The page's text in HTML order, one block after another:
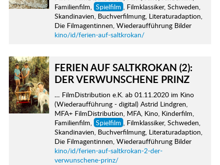
Familienfilm,
Spielfilm , Filmklassiker, Schweden,
Skandinavien, Buchverfilmung, Literaturadaption,
Die Filmagentinnen, Wiederaufführung Bilder
kino/id/ferien-auf-saltkrokan/
FERIEN AUF SALTKROKAN (2):
DER VERWUNSCHENE PRINZ
… FilmDistribution e.K. ab 01.11.2020 im Kino
(Wiederaufführung - digital) Astrid Lindgren,
MFA+ FilmDistribution, MFA, Kino, Kinderfilm,
Familienfilm, Spielfilm , Filmklassiker, Schweden,
Skandinavien, Buchverfilmung, Literaturadaption,
Die Filmagentinnen, Wiederaufführung Bilder
kino/id/ferien-auf-saltkrokan-2-der-
verwunschene-prinz/